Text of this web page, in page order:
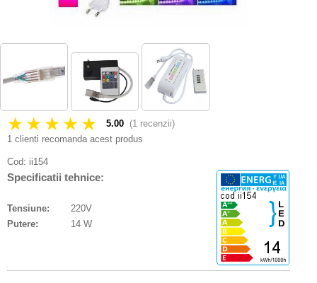
★★★★★ 5.00 (1 recenzii)
1 clienti recomanda acest produs
Cod: ii154
Specificatii tehnice:
Tensiune:
220V
Putere:
14 W